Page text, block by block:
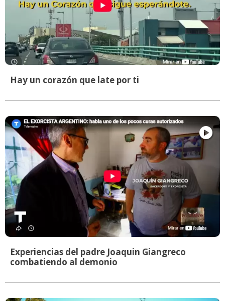
Hay un corazón que late por ti
Experiencias del padre Joaquin Giangreco
combatiendo al demonio